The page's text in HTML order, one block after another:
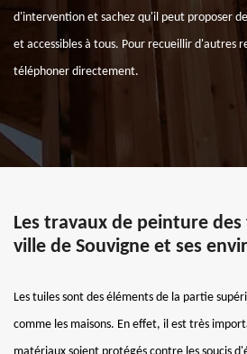
d'intervention et sachez qu'il peut proposer
et accessibles à tous. Pour recueillir d'autres
téléphoner directement.
Les travaux de peinture
ville de Souvigne et ses
Les tuiles sont des éléments de la partie
comme les maisons. En effet, il est très